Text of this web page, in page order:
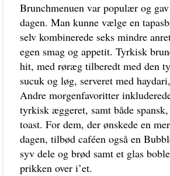
Brunchmenuen var populær og
dagen. Man kunne vælge en
selv kombinerede seks mindre
egen smag og appetit. Tyrkisk
hit, med røræg tilberedt med den
sucuk og løg, serveret med
Andre morgenfavoritter
tyrkisk æggeret, samt både
toast. For dem, der ønskede en
dagen, tilbød caféen også en
syv dele og brød samt et glas
prikken over i’et.